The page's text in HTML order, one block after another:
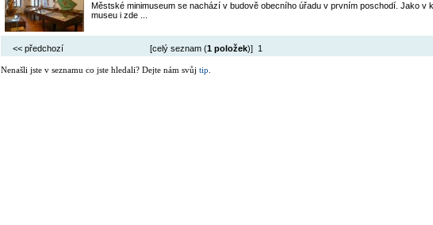
Městské minimuseum se nachází v budově obecního úřadu v prvním poschodí. Jako v
museu i zde ...
<< předchozí [celý seznam (1 položek)] 1
Nenašli jste v seznamu co jste hledali? Dejte nám svůj tip